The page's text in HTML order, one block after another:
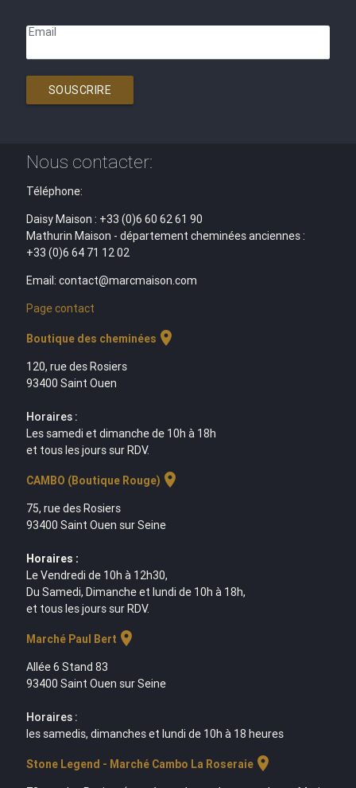
Email
SOUSCRIRE
Nous contacter:
Téléphone:
Daisy Maison : +33 (0)6 60 62 61 90
Mathurin Maison - département cheminées anciennes :
+33 (0)6 64 71 12 02
Email: contact@marcmaison.com
Page contact
Boutique des cheminées location_on
120, rue des Rosiers
93400 Saint Ouen
Horaires :
Les samedi et dimanche de 10h à 18h
et tous les jours sur RDV.
CAMBO (Boutique Rouge) location_on
75, rue des Rosiers
93400 Saint Ouen sur Seine
Horaires :
Le Vendredi de 10h à 12h30,
Du Samedi, Dimanche et lundi de 10h à 18h,
et tous les jours sur RDV.
Marché Paul Bert location_on
Allée 6 Stand 83
93400 Saint Ouen sur Seine
Horaires :
les samedis, dimanches et lundi de 10h à 18 heures
Stone Legend - Marché Cambo La Roseraielocation_on